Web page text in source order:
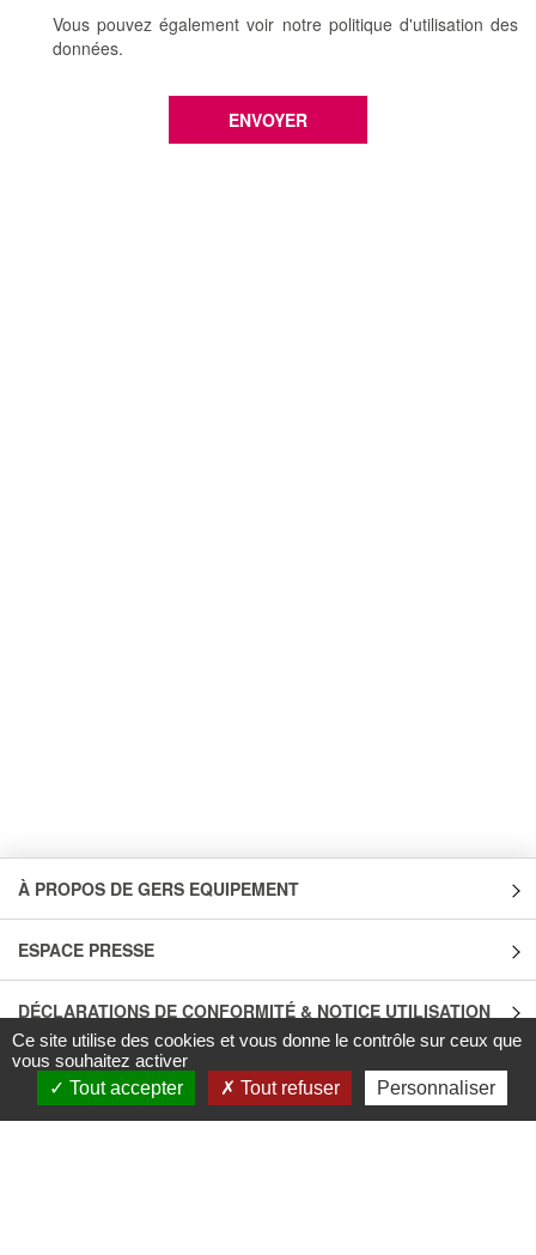
Vous pouvez également voir notre politique d'utilisation des
données.
À PROPOS DE GERS EQUIPEMENT
ESPACE PRESSE
DÉCLARATIONS DE CONFORMITÉ & NOTICE UTILISATION
INFOS TRI
Ce site utilise des cookies et vous donne le contrôle sur ceux que
vous souhaitez activer
Tout accepter
Tout refuser Personnaliser